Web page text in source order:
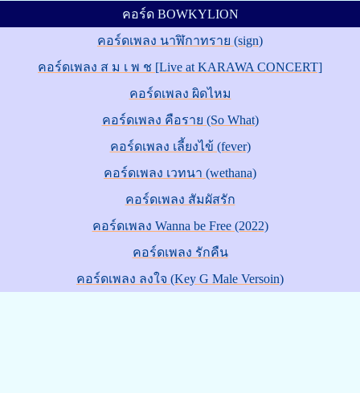
คอร์ด BOWKYLION
คอร์ดเพลง นาฬิกาทราย (sign)
คอร์ดเพลง ส ม เ พ ช [Live at KARAWA CONCERT]
คอร์ดเพลง ผิดไหม
คอร์ดเพลง คือราย (So What)
คอร์ดเพลง เลี้ยงไข้ (fever)
คอร์ดเพลง เวทนา (wethana)
คอร์ดเพลง สัมผัสรัก
คอร์ดเพลง Wanna be Free (2022)
คอร์ดเพลง รักคืน
คอร์ดเพลง ลงใจ (Key G Male Versoin)